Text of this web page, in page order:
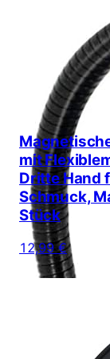
mit
Dritte Hand
Schmuck,
Stück
12,99 €